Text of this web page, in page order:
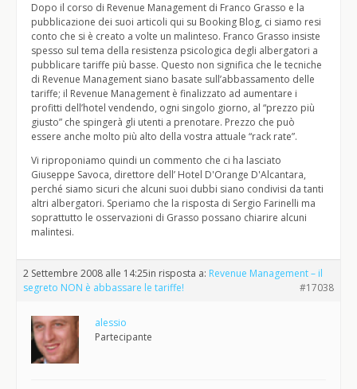
Dopo il corso di Revenue Management di Franco Grasso e la
pubblicazione dei suoi articoli qui su Booking Blog, ci siamo resi
conto che si è creato a volte un malinteso. Franco Grasso insiste
spesso sul tema della resistenza psicologica degli albergatori a
pubblicare tariffe più basse. Questo non significa che le tecniche
di Revenue Management siano basate sull’abbassamento delle
tariffe; il Revenue Management è finalizzato ad aumentare i
profitti dell’hotel vendendo, ogni singolo giorno, al “prezzo più
giusto” che spingerà gli utenti a prenotare. Prezzo che può
essere anche molto più alto della vostra attuale “rack rate”.
Vi riproponiamo quindi un commento che ci ha lasciato
Giuseppe Savoca, direttore dell’ Hotel D'Orange D'Alcantara,
perché siamo sicuri che alcuni suoi dubbi siano condivisi da tanti
altri albergatori. Speriamo che la risposta di Sergio Farinelli ma
soprattutto le osservazioni di Grasso possano chiarire alcuni
malintesi.
2 Settembre 2008 alle 14:25in risposta a: Revenue Management – il
segreto NON è abbassare le tariffe!
#17038
alessio
Partecipante